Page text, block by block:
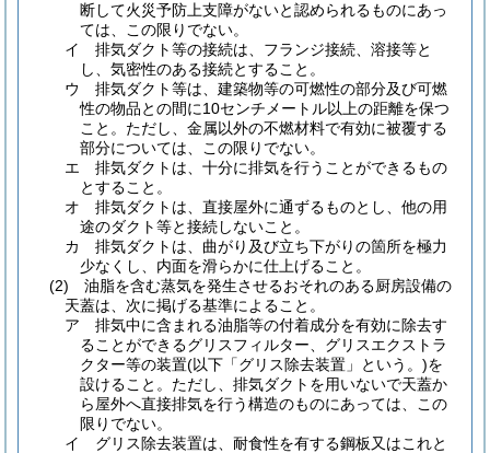
断して火災予防上支障がないと認められるものにあっ
ては、この限りでない。
イ
排気ダクト等の接続は、フランジ接続、溶接等と
し、気密性のある接続とすること。
ウ
排気ダクト等は、建築物等の可燃性の部分及び可燃
性の物品との間に10センチメートル以上の距離を保つ
こと。 ただし、金属以外の不燃材料で有効に被覆する
部分については、この限りでない。
エ
排気ダクトは、十分に排気を行うことができるもの
とすること。
オ
排気ダクトは、直接屋外に通ずるものとし、他の用
途のダクト等と接続しないこと。
カ
排気ダクトは、曲がり及び立ち下がりの箇所を極力
少なくし、内面を滑らかに仕上げること。
(2)
油脂を含む蒸気を発生させるおそれのある厨房設備の
天蓋は、次に掲げる基準によること。
ア
排気中に含まれる油脂等の付着成分を有効に除去す
ることができるグリスフィルター、グリスエクストラ
クター等の装置(以下「グリス除去装置」という。)を
設けること。 ただし、排気ダクトを用いないで天蓋か
ら屋外へ直接排気を行う構造のものにあっては、この
限りでない。
イ
グリス除去装置は、耐食性を有する鋼板又はこれと